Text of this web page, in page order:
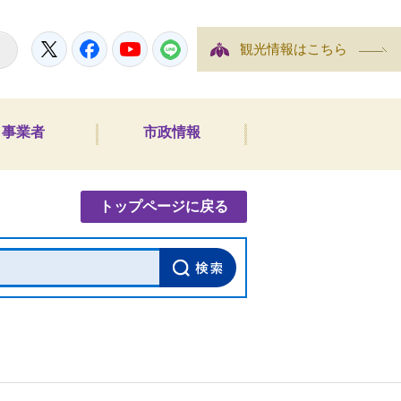
TwitterFacebookYouTubeLINE 観光情報はこちら
事業者 市政情報
トップページに戻る